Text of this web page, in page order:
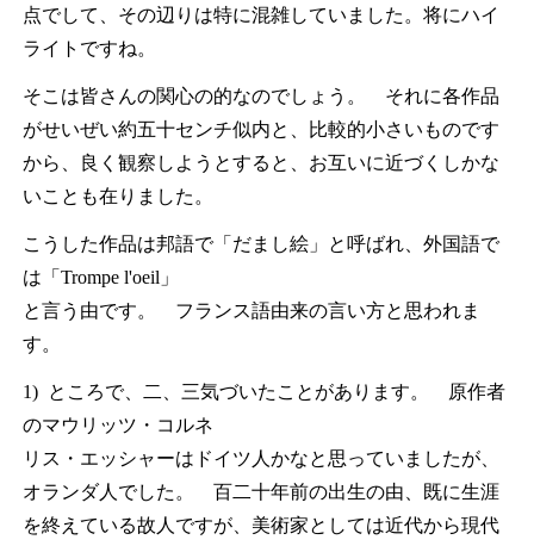
点でして、その辺りは特に混雑していました。将にハイ
ライトですね。
そこは皆さんの関心の的なのでしょう。 それに各作品
がせいぜい約五十センチ似内と、比較的小さいものです
から、良く観察しようとすると、お互いに近づくしかな
いことも在りました。
こうした作品は邦語で「だまし絵」と呼ばれ、外国語で
は「Trompe l'oeil」
と言う由です。 フランス語由来の言い方と思われま
す。
1) ところで、二、三気づいたことがあります。 原作者
のマウリッツ・コルネ
リス・エッシャーはドイツ人かなと思っていましたが、
オランダ人でした。 百二十年前の出生の由、既に生涯
を終えている故人ですが、美術家としては近代から現代